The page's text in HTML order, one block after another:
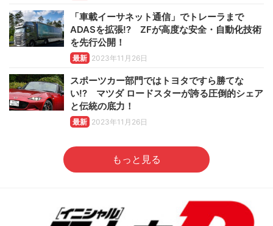
「車載イーサネット通信」でトレーラまで
ADASを拡張!? ZFが高度な安全・自動化技術
を先行公開！
最新 2023年11月26日
スポーツカー部門ではトヨタですら勝てな
い!? マツダ ロードスターが誇る圧倒的シェア
と伝統の底力！
最新 2023年11月26日
もっと見る